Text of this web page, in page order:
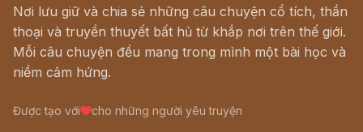
Nơi lưu giữ và chia sẻ những câu chuyện cổ tích, thần
thoại và truyền thuyết bất hủ từ khắp nơi trên thế giới.
Mỗi câu chuyện đều mang trong mình một bài học và
niềm cảm hứng.
Được tạo với cho những người yêu truyện